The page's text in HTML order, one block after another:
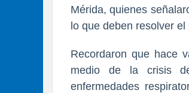
Mérida, quienes
lo que deben resolver
Recordaron que hace
medio de la crisis
enfermedades